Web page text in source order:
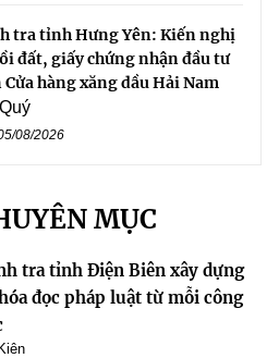
tra tỉnh Hưng Yên: Kiến nghị
đất, giấy chứng nhận đầu tư
Cửa hàng xăng dầu Hải Nam
08/2026
MỤC
tra tỉnh Điện Biên xây dựng
đọc pháp luật từ mỗi công